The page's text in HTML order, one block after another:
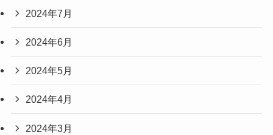
2024年7月
2024年6月
2024年5月
2024年4月
2024年3月